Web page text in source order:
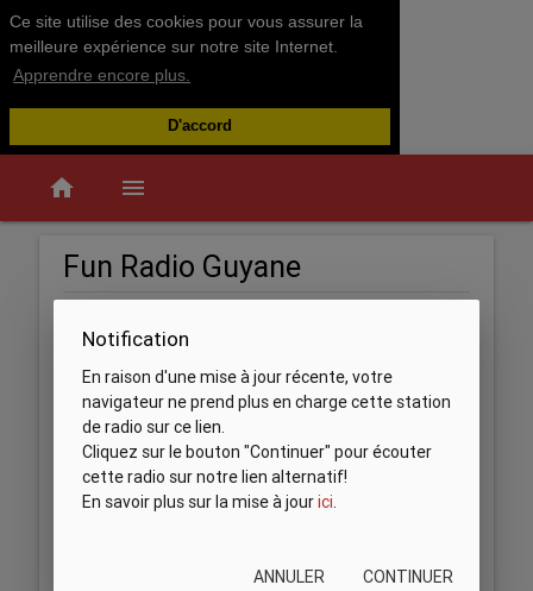
Ce site utilise des cookies pour vous assurer la
meilleure expérience sur notre site Internet.
Apprendre encore plus.
D'accord
home menu
Fun Radio Guyane
Notification
En raison d'une mise à jour récente, votre
navigateur ne prend plus en charge cette station
de radio sur ce lien.
Cliquez sur le bouton "Continuer" pour écouter
cette radio sur notre lien alternatif!
En savoir plus sur la mise à jourici.
ANNULER CONTINUER